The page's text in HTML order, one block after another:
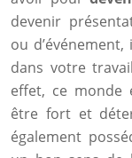
devenir
ou
dans votre
effet, ce monde
être fort et
également